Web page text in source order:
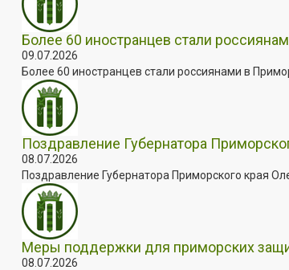
Более 60 иностранцев стали
09.07.2026
Более 60 иностранцев стали россиянами в
Поздравление Губернатора
08.07.2026
Поздравление Губернатора Приморского края
Меры поддержки для приморских
08.07.2026